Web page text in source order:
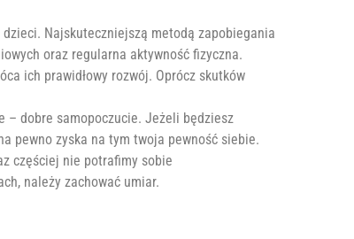
Najskuteczniejszą metodą zapobiegania
oraz regularna aktywność fizyczna.
ich prawidłowy rozwój. Oprócz skutków
– dobre samopoczucie. Jeżeli będziesz
pewno zyska na tym twoja pewność siebie.
częściej nie potrafimy sobie
należy zachować umiar.